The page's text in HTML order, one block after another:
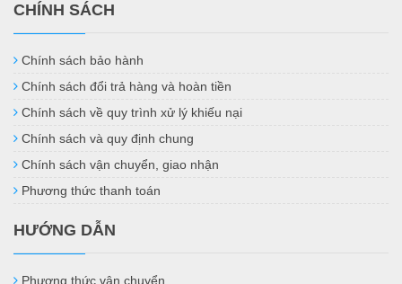
CHÍNH SÁCH
Chính sách bảo hành
Chính sách đổi trả hàng và hoàn tiền
Chính sách về quy trình xử lý khiếu nại
Chính sách và quy định chung
Chính sách vận chuyển, giao nhận
Phương thức thanh toán
HƯỚNG DẪN
Phương thức vận chuyển